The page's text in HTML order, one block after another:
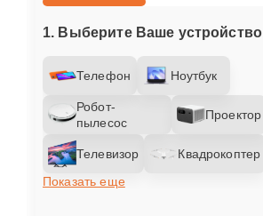
1. Выберите Ваше устройство
Телефон Ноутбук
Робот-
пылесос
Проектор
Телевизор
Квадрокоптер
Показать еще